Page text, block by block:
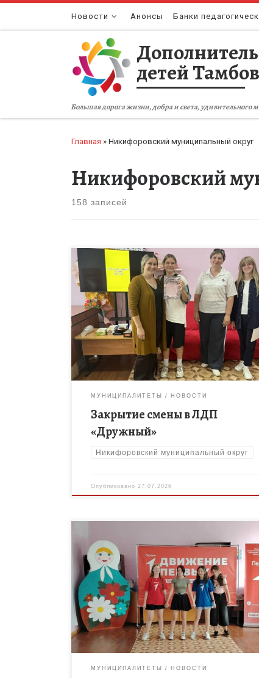
Перейти к содержимому
Новости Анонсы Банки
детей
Большая дорога жизни, добра и света, удивительного
Главная » Никифоровский муниципальный округ
Никифоровский
158 записей
24 июля завершил свою работу лагерь
пребывания «Дружный» при МБОУ ДО «Дом
творчества» Никифоровского МО. Смена
получилась яркой и насыщенной — именно
какой […]
МУНИЦИПАЛИТЕТЫ НОВОСТИ
Закрытие смены в ЛДП
«Дружный»
Никифоровский муниципальный округ
Опубликовано 27.07.2026
10 июля состоялось торжественное открытие
лагеря дневного пребывания «Дружный». С
первого дня ребята и педагоги готовились к
событию: разучивали танцы, песни, игры — […]
МУНИЦИПАЛИТЕТЫ НОВОСТИ